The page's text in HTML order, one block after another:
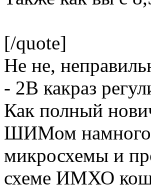
[/quote]
Не не,
- 2В какраз
Как полный
ШИМом намного
микросхемы и
схеме ИМХО